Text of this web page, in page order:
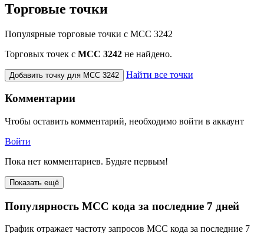
Торговые точки
Популярные торговые точки с MCC 3242
Торговых точек с МСС 3242 не найдено.
Добавить точку для MCC 3242 Найти все точки
Комментарии
Чтобы оставить комментарий, необходимо войти в аккаунт
Войти
Пока нет комментариев. Будьте первым!
Показать ещё
Популярность MCC кода за последние 7 дней
График отражает частоту запросов MCC кода за последние 7